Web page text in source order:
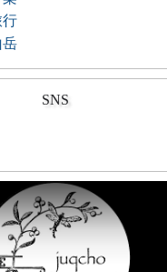
行
岳
SNS
Play